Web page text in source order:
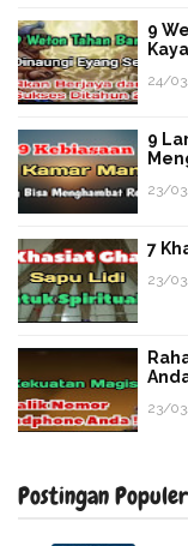
9
24/
9
23/
7
23/
23/
Postingan Populer